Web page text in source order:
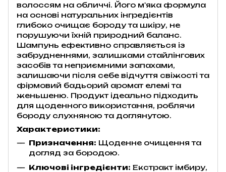
волоссям на обличчі. Його м'яка формула
на основі натуральних інгредієнтів
глибоко очищає бороду та шкіру, не
порушуючи їхній природний баланс.
Шампунь ефективно справляється із
забрудненнями, залишками стайлінгових
засобів та неприємними запахами,
залишаючи після себе відчуття свіжості та
фірмовий бадьорий аромат елемі та
женьшеню. Продукт ідеально підходить
для щоденного використання, роблячи
бороду слухняною та доглянутою.
Характеристики:
Призначення: Щоденне очищення та
догляд за бородою.
Ключові інгредієнти: Екстракт імбиру,